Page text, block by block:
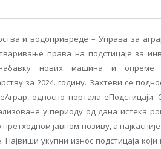
и водопривреде – Управа за
права на подстицаје за
набавку нових машина и
за 2024. годину. Захтеви се
односно портала
у периоду од дана истека
јавном позиву, a
укупни износ подстицаја